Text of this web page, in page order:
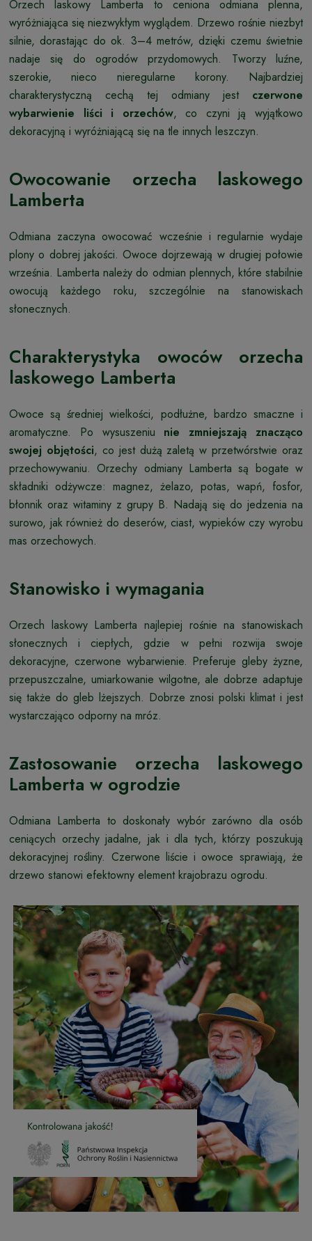
Orzech laskowy Lamberta to ceniona odmiana plenna,
wyróżniająca się niezwykłym wyglądem. Drzewo rośnie niezbyt
silnie, dorastając do ok. 3–4 metrów, dzięki czemu świetnie
nadaje się do ogrodów przydomowych. Tworzy luźne,
szerokie, nieco nieregularne korony. Najbardziej
charakterystyczną cechą tej odmiany jest czerwone
wybarwienie liści i orzechów, co czyni ją wyjątkowo
dekoracyjną i wyróżniającą się na tle innych leszczyn.
Owocowanie orzecha laskowego
Lamberta
Odmiana zaczyna owocować wcześnie i regularnie wydaje
plony o dobrej jakości. Owoce dojrzewają w drugiej połowie
września. Lamberta należy do odmian plennych, które stabilnie
owocują każdego roku, szczególnie na stanowiskach
słonecznych.
Charakterystyka owoców orzecha
laskowego Lamberta
Owoce są średniej wielkości, podłużne, bardzo smaczne i
aromatyczne. Po wysuszeniu nie zmniejszają znacząco
swojej objętości, co jest dużą zaletą w przetwórstwie oraz
przechowywaniu. Orzechy odmiany Lamberta są bogate w
składniki odżywcze: magnez, żelazo, potas, wapń, fosfor,
błonnik oraz witaminy z grupy B. Nadają się do jedzenia na
surowo, jak również do deserów, ciast, wypieków czy wyrobu
mas orzechowych.
Stanowisko i wymagania
Orzech laskowy Lamberta najlepiej rośnie na stanowiskach
słonecznych i ciepłych, gdzie w pełni rozwija swoje
dekoracyjne, czerwone wybarwienie. Preferuje gleby żyzne,
przepuszczalne, umiarkowanie wilgotne, ale dobrze adaptuje
się także do gleb lżejszych. Dobrze znosi polski klimat i jest
wystarczająco odporny na mróz.
Zastosowanie orzecha laskowego
Lamberta w ogrodzie
Odmiana Lamberta to doskonały wybór zarówno dla osób
ceniących orzechy jadalne, jak i dla tych, którzy poszukują
dekoracyjnej rośliny. Czerwone liście i owoce sprawiają, że
drzewo stanowi efektowny element krajobrazu ogrodu.